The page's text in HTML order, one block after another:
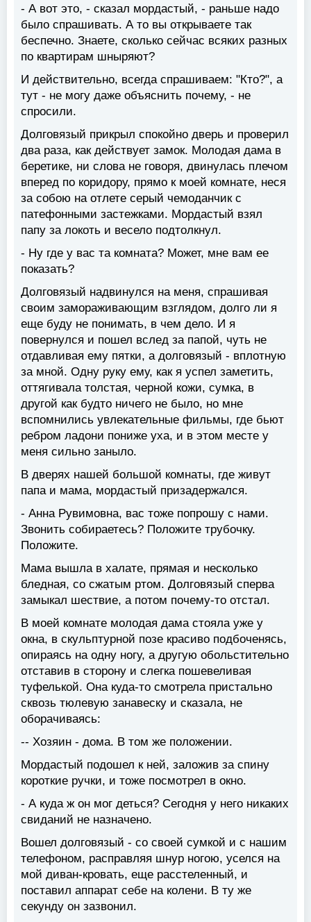
- А вот это, - сказал мордастый, - раньше надо
было спрашивать. А то вы открываете так
беспечно. Знаете, сколько сейчас всяких разных
по квартирам шныряют?
И действительно, всегда спрашиваем: "Кто?", а
тут - не могу даже объяснить почему, - не
спросили.
Долговязый прикрыл спокойно дверь и проверил
два раза, как действует замок. Молодая дама в
беретике, ни слова не говоря, двинулась плечом
вперед по коридору, прямо к моей комнате, неся
за собою на отлете серый чемоданчик с
патефонными застежками. Мордастый взял
папу за локоть и весело подтолкнул.
- Ну где у вас та комната? Может, мне вам ее
показать?
Долговязый надвинулся на меня, спрашивая
своим замораживающим взглядом, долго ли я
еще буду не понимать, в чем дело. И я
повернулся и пошел вслед за папой, чуть не
отдавливая ему пятки, а долговязый - вплотную
за мной. Одну руку ему, как я успел заметить,
оттягивала толстая, черной кожи, сумка, в
другой как будто ничего не было, но мне
вспомнились увлекательные фильмы, где бьют
ребром ладони пониже уха, и в этом месте у
меня сильно заныло.
В дверях нашей большой комнаты, где живут
папа и мама, мордастый призадержался.
- Анна Рувимовна, вас тоже попрошу с нами.
Звонить собираетесь? Положите трубочку.
Положите.
Мама вышла в халате, прямая и несколько
бледная, со сжатым ртом. Долговязый сперва
замыкал шествие, а потом почему-то отстал.
В моей комнате молодая дама стояла уже у
окна, в скульптурной позе красиво подбоченясь,
опираясь на одну ногу, а другую обольстительно
отставив в сторону и слегка пошевеливая
туфелькой. Она куда-то смотрела пристально
сквозь тюлевую занавеску и сказала, не
оборачиваясь:
-- Хозяин - дома. В том же положении.
Мордастый подошел к ней, заложив за спину
короткие ручки, и тоже посмотрел в окно.
- А куда ж он мог деться? Сегодня у него никаких
свиданий не назначено.
Вошел долговязый - со своей сумкой и с нашим
телефоном, расправляя шнур ногою, уселся на
мой диван-кровать, еще расстеленный, и
поставил аппарат себе на колени. В ту же
секунду он зазвонил.